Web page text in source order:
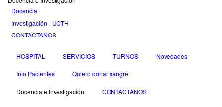
Docencia
Investigación - UCTH
CONTACTANOS
HOSPITAL SERVICIOS TURNOS Novedades
Info Pacientes Quiero donar sangre
Docencia e Investigación CONTACTANOS